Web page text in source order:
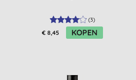
(3)
€ 8,45 KOPEN